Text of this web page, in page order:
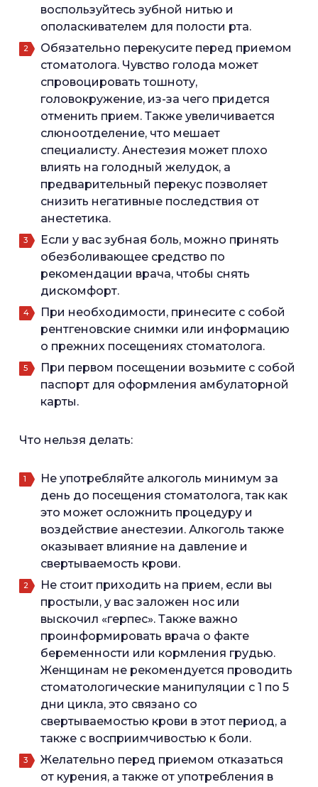
воспользуйтесь зубной нитью и
ополаскивателем для полости рта.
Обязательно перекусите перед приемом
стоматолога. Чувство голода может
спровоцировать тошноту,
головокружение, из-за чего придется
отменить прием. Также увеличивается
слюноотделение, что мешает
специалисту. Анестезия может плохо
влиять на голодный желудок, а
предварительный перекус позволяет
снизить негативные последствия от
анестетика.
Если у вас зубная боль, можно принять
обезболивающее средство по
рекомендации врача, чтобы снять
дискомфорт.
При необходимости, принесите с собой
рентгеновские снимки или информацию
о прежних посещениях стоматолога.
При первом посещении возьмите с собой
паспорт для оформления амбулаторной
карты.
Что нельзя делать:
Не употребляйте алкоголь минимум за
день до посещения стоматолога, так как
это может осложнить процедуру и
воздействие анестезии. Алкоголь также
оказывает влияние на давление и
свертываемость крови.
Не стоит приходить на прием, если вы
простыли, у вас заложен нос или
выскочил «герпес». Также важно
проинформировать врача о факте
беременности или кормления грудью.
Женщинам не рекомендуется проводить
стоматологические манипуляции с 1 по 5
дни цикла, это связано со
свертываемостью крови в этот период, а
также с восприимчивостью к боли.
Желательно перед приемом отказаться
от курения, а также от употребления в